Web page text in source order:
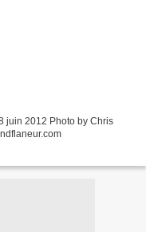
juin 2012 Photo by Chris